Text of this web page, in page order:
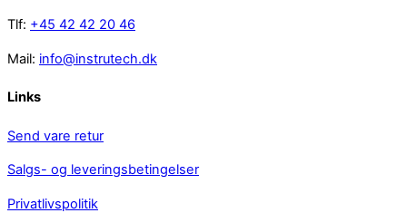
Tlf: +45 42 42 20 46
Mail: info@instrutech.dk
Links
Send vare retur
Salgs- og leveringsbetingelser
Privatlivspolitik